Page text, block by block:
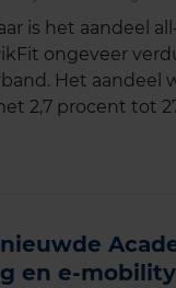
is het aandeel
ongeveer
Het aandeel
2,7 procent tot
en e-mobility